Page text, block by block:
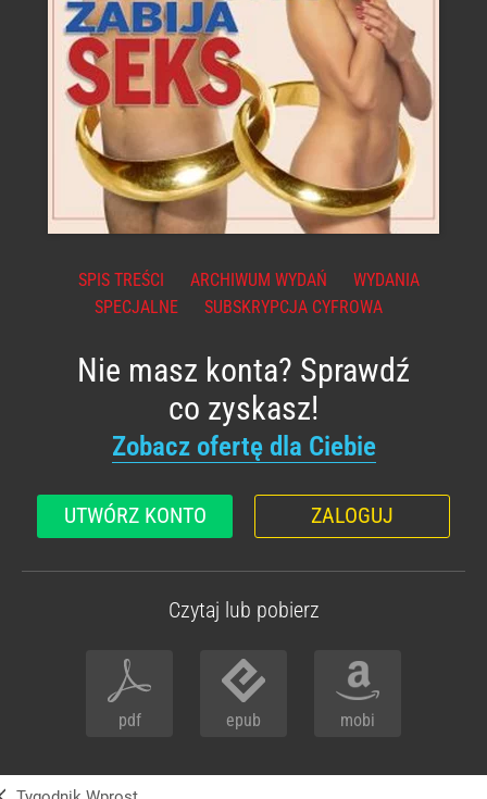
SPIS TREŚCI ARCHIWUM WYDAŃ
WYDANIA
SPECJALNE
SUBSKRYPCJA CYFROWA
Nie masz konta? Sprawdź
co zyskasz!
Zobacz ofertę dla Ciebie
UTWÓRZ KONTO ZALOGUJ
Czytaj lub pobierz
pdf epub mobi